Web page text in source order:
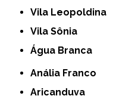
Vila Leopoldina
Vila Sônia
Água Branca
Anália Franco
Aricanduva